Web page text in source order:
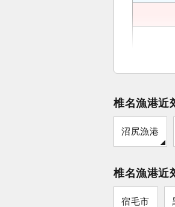
椎名漁港近
沼尻漁港
椎名漁港近
宿毛市